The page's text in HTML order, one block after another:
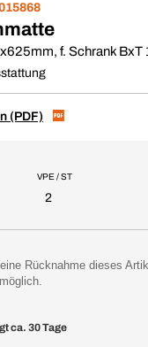
f. Schrank
(PDF)
VPE / ST
2
Rücknahme dieses
ca. 30 Tage